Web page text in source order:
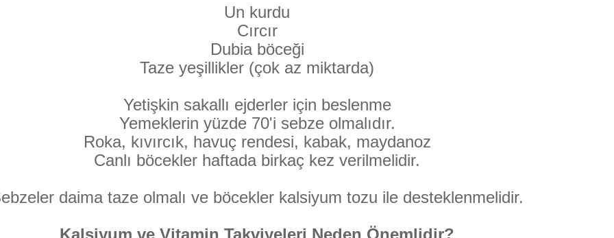
Un kurdu
Cırcır
Dubia böceği
Taze yeşillikler (çok az miktarda)
Yetişkin sakallı ejderler için beslenme
Yemeklerin yüzde 70'i sebze olmalıdır.
Roka, kıvırcık, havuç rendesi, kabak, maydanoz
Canlı böcekler haftada birkaç kez verilmelidir.
daima taze olmalı ve böcekler kalsiyum tozu ile desteklenmelidir.
Kalsiyum ve Vitamin Takviyeleri Neden Önemlidir?